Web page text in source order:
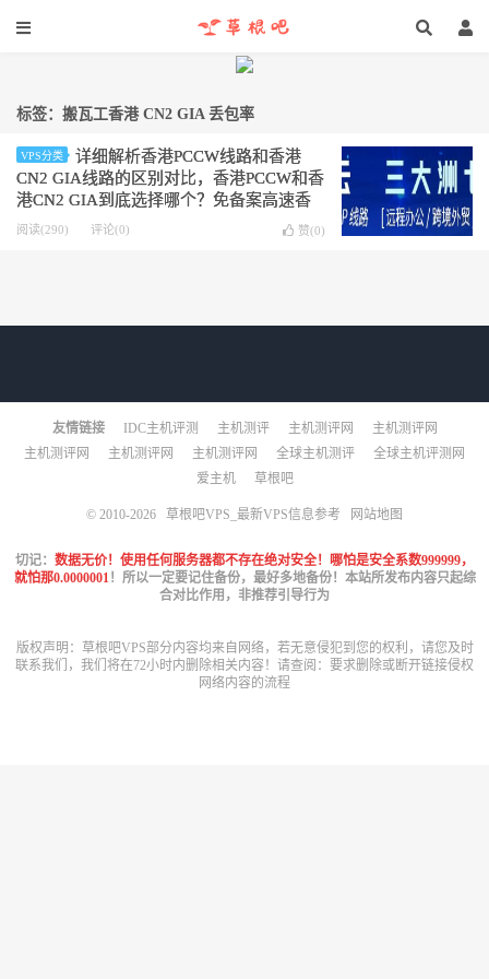
标签：搬瓦工香港 CN2 GIA 丢包率
VPS分类
详细解析香港PCCW线路和香港
CN2 GIA线路的区别对比，香港PCCW和香
港CN2 GIA到底选择哪个？免备案高速香
港CN2 VPS服务器应该怎么选？
阅读(290) 评论(0) 赞(0)
友情链接 IDC主机评测 主机测评 主机测评网
主机测评网
主机测评网
主机测评网 主机测评网 全球主机测评
全球主机评测网
爱主机
草根吧
© 2010-2026 草根吧VPS_最新VPS信息参考 网站地图
切记： 数据无价！使用任何服务器都不存在绝对安全！哪怕是安全系数999999，
就怕那0.0000001！所以一定要记住备份，最好多地备份！本站所发布内容只起综
合对比作用，非推荐引导行为
版权声明：草根吧VPS部分内容均来自网络，若无意侵犯到您的权利，请您及时
联系我们，我们将在72小时内删除相关内容！请查阅： 要求删除或断开链接侵权
网络内容的流程